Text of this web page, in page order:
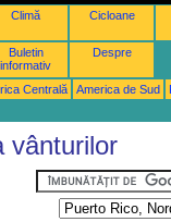
Climă Cicloane
Buletin
informativ
Despre
Centrală America de Sud
vânturilor